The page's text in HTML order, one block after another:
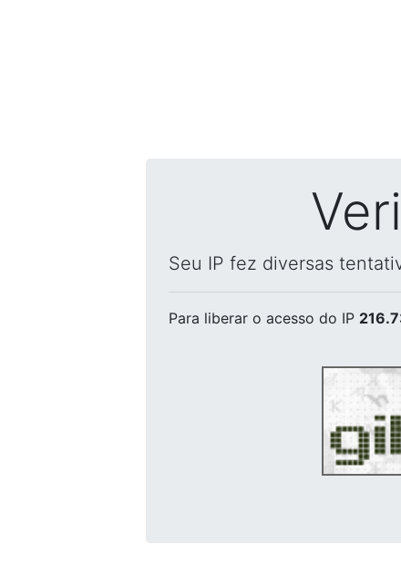
Seu IP fez diversas
Para liberar o acesso do IP